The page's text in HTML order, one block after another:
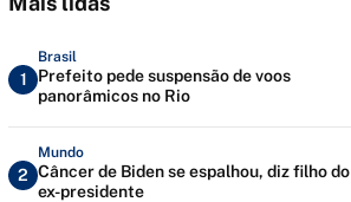
1
Brasil
Prefeito pede suspensão de voos
panorâmicos no Rio
2
Mundo
Câncer de Biden se espalhou, diz filho do
ex-presidente